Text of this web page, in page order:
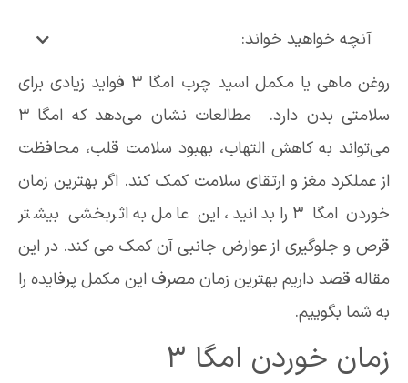
آنچه خواهید خواند:
روغن ماهی یا مکمل اسید چرب امگا 3 فواید زیادی برای
سلامتی بدن دارد. مطالعات نشان می‌دهد که امگا 3
می‌تواند به کاهش التهاب، بهبود سلامت قلب، محافظت
از عملکرد مغز و ارتقای سلامت کمک کند. اگر بهترین زمان
خوردن امگا 3 را بدانید، این عامل به اثربخشی بیشتر
قرص و جلوگیری از عوارض جانبی آن کمک می کند. در این
مقاله قصد داریم بهترین زمان مصرف این مکمل پرفایده را
به شما بگوییم.
زمان خوردن امگا 3